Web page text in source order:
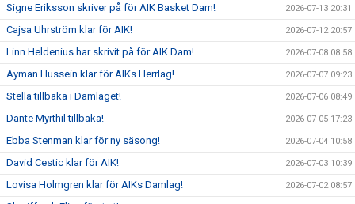
Signe Eriksson skriver på för AIK Basket Dam! 2026-07-13 20:31
Cajsa Uhrström klar för AIK! 2026-07-12 20:57
Linn Heldenius har skrivit på för AIK Dam! 2026-07-08 08:58
Ayman Hussein klar för AIKs Herrlag! 2026-07-07 09:23
Stella tillbaka i Damlaget! 2026-07-06 08:49
Dante Myrthil tillbaka! 2026-07-05 17:23
Ebba Stenman klar för ny säsong! 2026-07-04 10:58
David Cestic klar för AIK! 2026-07-03 10:39
Lovisa Holmgren klar för AIKs Damlag! 2026-07-02 08:57